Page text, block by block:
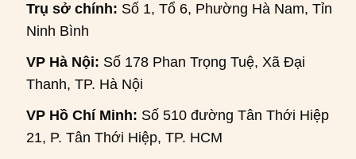
Trụ sở chính: Số 1, Tổ 6, Phường Hà Nam, Tỉnh
Ninh Bình
VP Hà Nội: Số 178 Phan Trọng Tuệ, Xã Đại
Thanh, TP. Hà Nội
VP Hồ Chí Minh: Số 510 đường Tân Thới Hiệp
21, P. Tân Thới Hiệp, TP. HCM